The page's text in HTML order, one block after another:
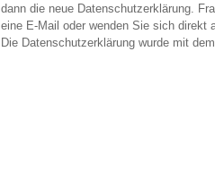
dann die neue Datenschutzerklärung.
eine E-Mail oder wenden Sie sich direkt
Die Datenschutzerklärung wurde mit